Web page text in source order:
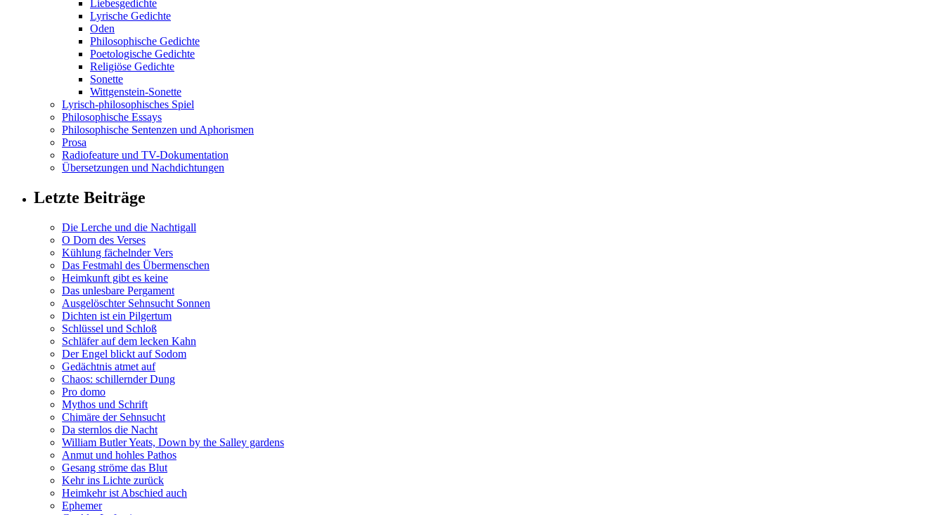
Liebesgedichte
Lyrische Gedichte
Oden
Philosophische Gedichte
Poetologische Gedichte
Religiöse Gedichte
Sonette
Wittgenstein-Sonette
Lyrisch-philosophisches Spiel
Philosophische Essays
Philosophische Sentenzen und Aphorismen
Prosa
Radiofeature und TV-Dokumentation
Übersetzungen und Nachdichtungen
Letzte Beiträge
Die Lerche und die Nachtigall
O Dorn des Verses
Kühlung fächelnder Vers
Das Festmahl des Übermenschen
Heimkunft gibt es keine
Das unlesbare Pergament
Ausgelöschter Sehnsucht Sonnen
Dichten ist ein Pilgertum
Schlüssel und Schloß
Schläfer auf dem lecken Kahn
Der Engel blickt auf Sodom
Gedächtnis atmet auf
Chaos: schillernder Dung
Pro domo
Mythos und Schrift
Chimäre der Sehnsucht
Da sternlos die Nacht
William Butler Yeats, Down by the Salley gardens
Anmut und hohles Pathos
Gesang ströme das Blut
Kehr ins Lichte zurück
Heimkehr ist Abschied auch
Ephemer